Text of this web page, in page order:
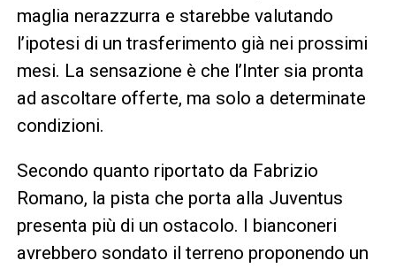
maglia nerazzurra e starebbe valutando
l’ipotesi di un trasferimento già nei prossimi
mesi. La sensazione è che l’Inter sia pronta
ad ascoltare offerte, ma solo a determinate
condizioni.
Secondo quanto riportato da Fabrizio
Romano, la pista che porta alla Juventus
presenta più di un ostacolo. I bianconeri
avrebbero sondato il terreno proponendo un